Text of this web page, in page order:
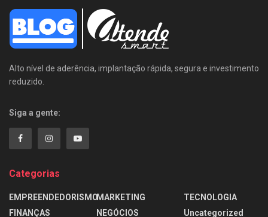
Alto nível de aderência, implantação rápida, segura e investimento
reduzido.
Siga a gente:
Categorias
EMPREENDEDORISMO
FINANÇAS
MARKETING
NEGÓCIOS
TECNOLOGIA
Uncategorized